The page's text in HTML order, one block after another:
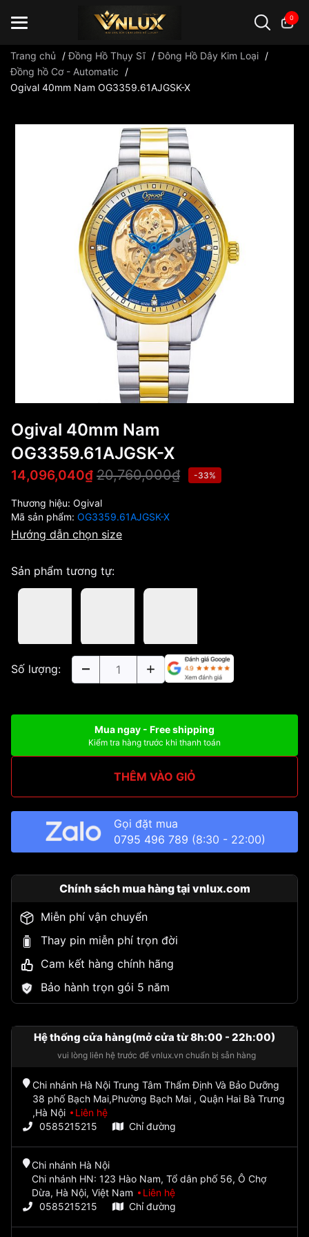
0
Đồng hồ casio đồng hồ G-Shock đồng hồ Orient
Trang chủ /Đồng Hồ Thụy Sĩ /Đông Hồ Dây Kim Loại /
Đồng hồ Cơ - Automatic
/
Ogival 40mm Nam OG3359.61AJGSK-X
Ogival 40mm Nam
OG3359.61AJGSK-X
14,096,040₫ 20,760,000₫ -33%
Thương hiệu: Ogival
Mã sản phẩm: OG3359.61AJGSK-X
Hướng dẫn chọn size
Sản phẩm tương tự:
Số lượng:
Mua ngay - Free shipping
Kiểm tra hàng trước khi thanh toán
THÊM VÀO GIỎ
Gọi đặt mua
0795 496 789 (8:30 - 22:00)
Chính sách mua hàng tại vnlux.com
Miễn phí vận chuyển
Thay pin miễn phí trọn đời
Cam kết hàng chính hãng
Bảo hành trọn gói 5 năm
Hệ thống cửa hàng(mở cửa từ 8h:00 - 22h:00)
vui lòng liên hệ trước để vnlux.vn chuẩn bị sẵn hàng
Chi nhánh Hà Nội Trung Tâm Thẩm Định Và Bảo Dưỡng
38 phố Bạch Mai,Phường Bạch Mai , Quận Hai Bà Trưng
,Hà Nội
Liên hệ
0585215215
Chỉ đường
Chi nhánh Hà Nội
Chi nhánh HN: 123 Hào Nam, Tổ dân phố 56, Ô Chợ
Dừa, Hà Nội, Việt Nam
Liên hệ
0585215215
Chỉ đường